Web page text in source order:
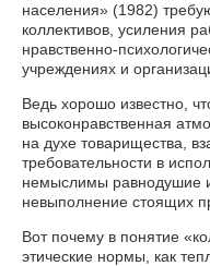
населения» (1982)
коллективов, усиления
нравственно-
учреждениях и
Ведь хорошо известно,
высоконравственная
на духе товарищества,
требовательности в
немыслимы равнодушие
невыполнение стоящих
Вот почему в понятие
этические нормы, как